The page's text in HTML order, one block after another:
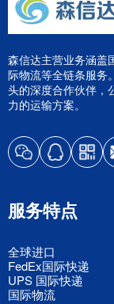
森信达主营业务涵盖
际物流等全链条服务
头的深度合作伙伴，
力的运输方案。
服务特点
全球进口
FedEx国际快递
UPS 国际快递
国际物流